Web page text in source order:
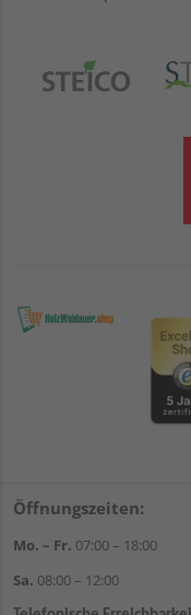
Öffnungszeiten:
Mo. – Fr. 07:00 – 18:00
Sa. 08:00 – 12:00